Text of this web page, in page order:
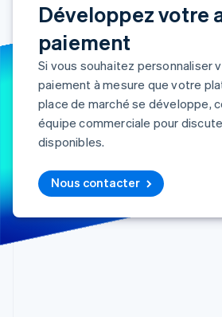
Développez votre
paiement
Si vous souhaitez personnaliser
paiement à mesure que votre
place de marché se développe,
équipe commerciale pour
disponibles.
Nous contacter